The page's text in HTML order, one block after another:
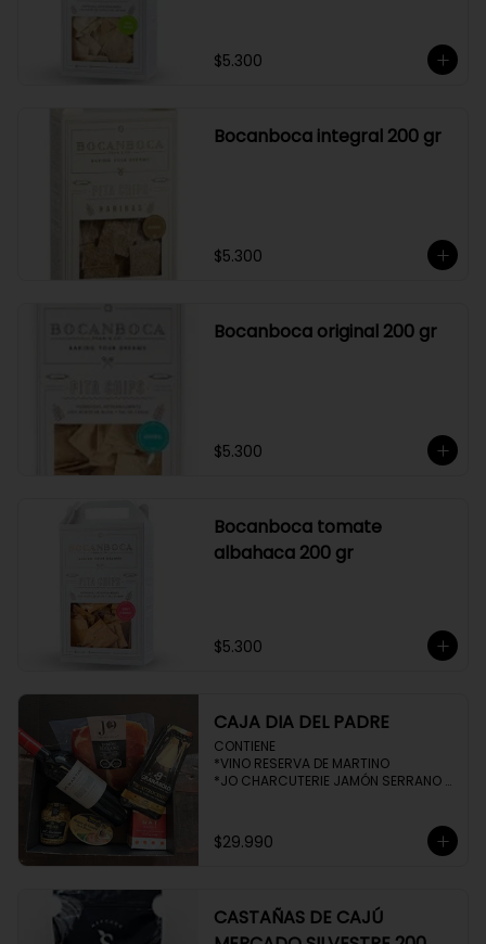
$5.300
Bocanboca integral 200 gr
$5.300
Bocanboca original 200 gr
$5.300
Bocanboca tomate
albahaca 200 gr
$5.300
CAJA DIA DEL PADRE
CONTIENE
*VINO RESERVA DE MARTINO
*JO CHARCUTERIE JAMÓN SERRANO
*HENAFF MOUSSE DE CANARD
*NAT CRACKERS PEQUEÑAS
$29.990
CASTAÑAS DE CAJÚ